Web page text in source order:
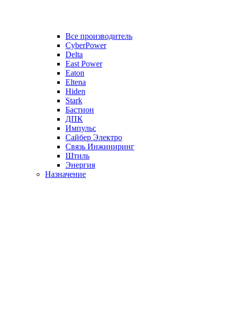
Все производитель
CyberPower
Delta
East Power
Eaton
Eltena
Hiden
Stark
Бастион
ДПК
Импульс
Сайбер Электро
Связь Инжиниринг
Штиль
Энергия
Назначение